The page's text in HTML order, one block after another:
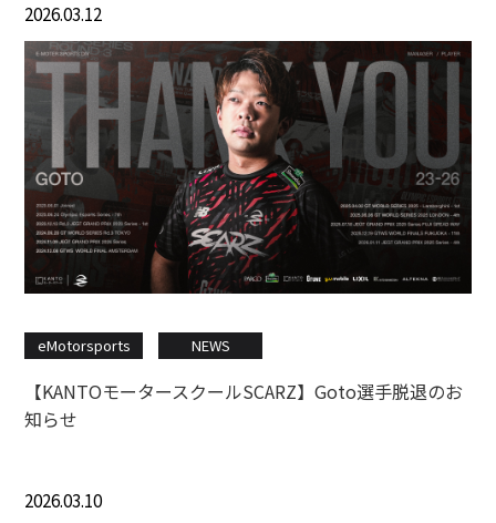
2026.03.12
eMotorsports NEWS
【KANTOモータースクールSCARZ】Goto選手脱退のお
知らせ
2026.03.10